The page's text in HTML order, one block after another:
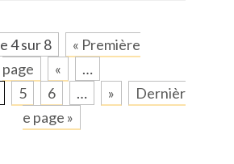
4 sur 8
« Première
page
«
…
5 6 … »
Dernièr
e page »